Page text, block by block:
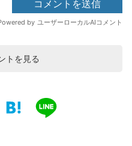
トを見る